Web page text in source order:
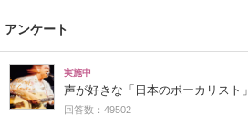
アンケート
実施中
声が好きな「日本のボーカリスト
回答数：49502